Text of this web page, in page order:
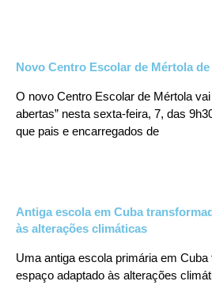
Novo Centro Escolar de Mértola
O novo Centro Escolar de Mértola vai
abertas” nesta sexta-feira, 7, das
que pais e encarregados de
Antiga escola em Cuba
às alterações climáticas
Uma antiga escola primária em Cuba
espaço adaptado às alterações